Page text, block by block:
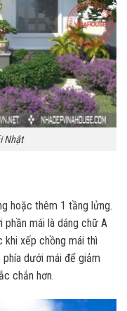
Nhật
hoặc thêm 1 tầng lửng.
phần mái là dáng chữ A
khi xếp chồng mái thì
dưới mái để giảm
chắn hơn.